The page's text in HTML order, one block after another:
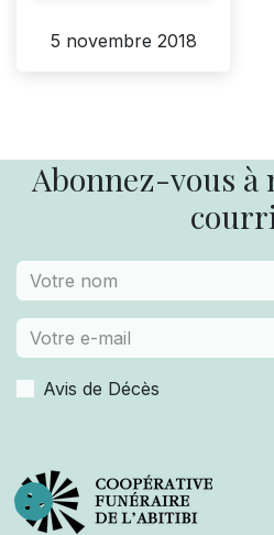
5 novembre 2018
Abonnez-vous
Avis de Décès